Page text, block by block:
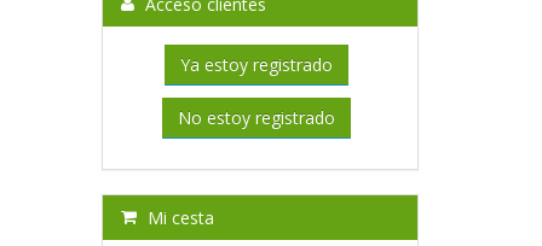
Ya estoy registrado
No estoy registrado
Mi cesta